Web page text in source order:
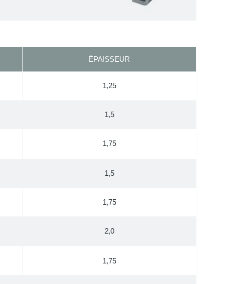
ÉPAISSEUR
1,25
1,5
1,75
1,5
1,75
2,0
1,75